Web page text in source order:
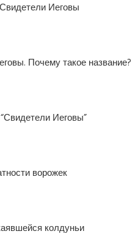
Иеговы
Почему такое название?
Иеговы”
ворожек
колдуньи